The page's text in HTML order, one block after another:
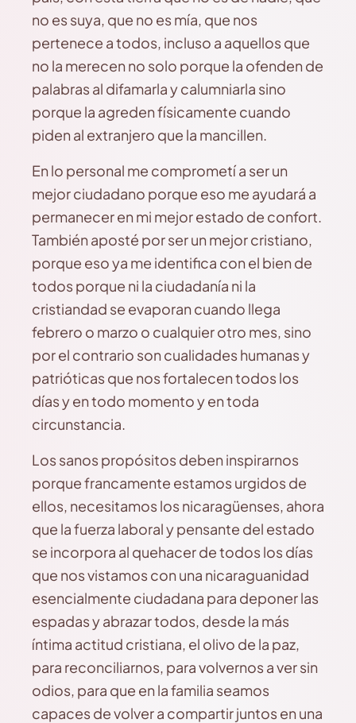
no es suya, que no es mía, que nos
pertenece a todos, incluso a aquellos que
no la merecen no solo porque la ofenden de
palabras al difamarla y calumniarla sino
porque la agreden físicamente cuando
piden al extranjero que la mancillen.
En lo personal me comprometí a ser un
mejor ciudadano porque eso me ayudará a
permanecer en mi mejor estado de confort.
También aposté por ser un mejor cristiano,
porque eso ya me identifica con el bien de
todos porque ni la ciudadanía ni la
cristiandad se evaporan cuando llega
febrero o marzo o cualquier otro mes, sino
por el contrario son cualidades humanas y
patrióticas que nos fortalecen todos los
días y en todo momento y en toda
circunstancia.
Los sanos propósitos deben inspirarnos
porque francamente estamos urgidos de
ellos, necesitamos los nicaragüenses, ahora
que la fuerza laboral y pensante del estado
se incorpora al quehacer de todos los días
que nos vistamos con una nicaraguanidad
esencialmente ciudadana para deponer las
espadas y abrazar todos, desde la más
íntima actitud cristiana, el olivo de la paz,
para reconciliarnos, para volvernos a ver sin
odios, para que en la familia seamos
capaces de volver a compartir juntos en una